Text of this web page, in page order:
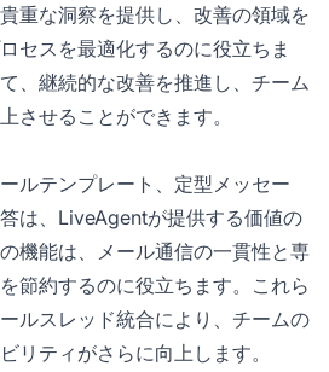
重な洞察を提供し、改善の領域を
セスを最適化するのに役立ちま
、継続的な改善を推進し、チーム
させることができます。
ルテンプレート、定型メッセー
は、LiveAgentが提供する価値の
機能は、メール通信の一貫性と専
節約するのに役立ちます。これら
ルスレッド統合により、チームの
リティがさらに向上します。